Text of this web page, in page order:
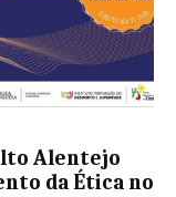
Alentejo
da Ética no